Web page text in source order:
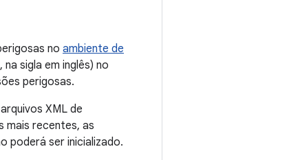
no ambiente de
sigla em inglês) no
perigosas.
XML de
mais recentes, as
poderá ser inicializado.